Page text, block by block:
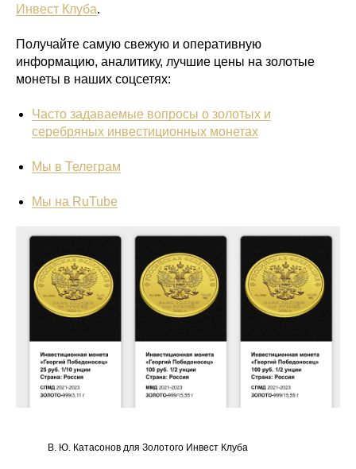
Инвест Клуба.
Получайте самую свежую и оперативную
информацию, аналитику, лучшие цены на золотые
монеты в наших соцсетях:
Часто задаваемые вопросы о золотых и
серебряных инвестиционных монетах
Мы в Телеграм
Мы на RuTube
В. Ю. Катасонов для Золотого Инвест Клуба